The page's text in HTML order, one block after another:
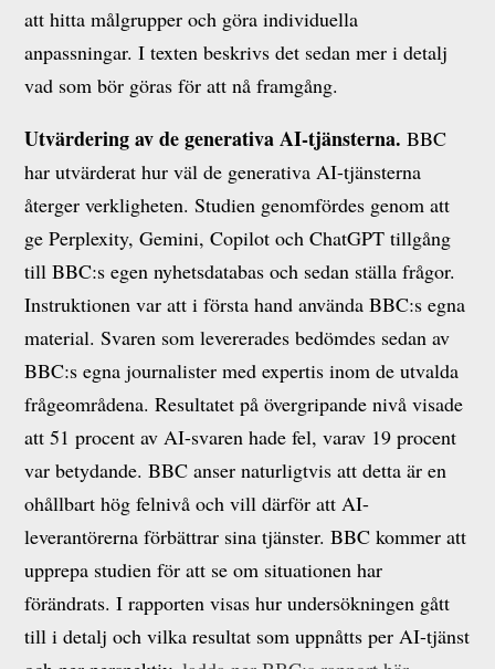
att hitta målgrupper och göra individuella
anpassningar. I texten beskrivs det sedan mer i detalj
vad som bör göras för att nå framgång.
Utvärdering av de generativa AI-tjänsterna.BBC
har utvärderat hur väl de generativa AI-tjänsterna
återger verkligheten. Studien genomfördes genom att
ge Perplexity, Gemini, Copilot och ChatGPT tillgång
till BBC:s egen nyhetsdatabas och sedan ställa frågor.
Instruktionen var att i första hand använda BBC:s egna
material. Svaren som levererades bedömdes sedan av
BBC:s egna journalister med expertis inom de utvalda
frågeområdena. Resultatet på övergripande nivå visade
att 51 procent av AI-svaren hade fel, varav 19 procent
var betydande. BBC anser naturligtvis att detta är en
ohållbart hög felnivå och vill därför att AI-
leverantörerna förbättrar sina tjänster. BBC kommer att
upprepa studien för att se om situationen har
förändrats. I rapporten visas hur undersökningen gått
till i detalj och vilka resultat som uppnåtts per AI-tjänst